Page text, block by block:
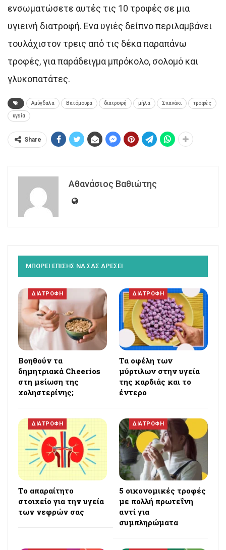
ενσωματώσετε αυτές τις 10 τροφές σε μια
υγιεινή διατροφή. Ενα υγιές δείπνο περιλαμβάνει
τουλάχιστον τρεις από τις δέκα παραπάνω
τροφές, για παράδειγμα μπρόκολο, σολομό και
γλυκοπατάτες.
Αμύγδαλα Βατόμουρα διατροφή μήλα Σπανάκι τροφές
υγεία
Share
Αθανάσιος Βαθιώτης
ΜΠΟΡΕΙ ΕΠΙΣΗΣ ΝΑ ΣΑΣ ΑΡΕΣΕΙ
ΔΙΑΤΡΟΦΗ
Βοηθούν τα
δημητριακά Cheerios
στη μείωση της
χοληστερίνης;
ΔΙΑΤΡΟΦΗ
Τα οφέλη των
μύρτιλων στην υγεία
της καρδιάς και το
έντερο
ΔΙΑΤΡΟΦΗ
Το απαραίτητο
στοιχείο για την υγεία
των νεφρών σας
ΔΙΑΤΡΟΦΗ
5 οικονομικές τροφές
με πολλή πρωτεΐνη
αντί για
συμπληρώματα